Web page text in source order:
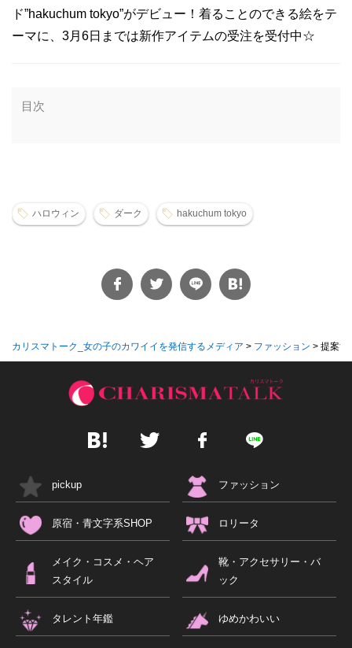
ド”hakuchum tokyo”がデビュー！着ることのできる絵をテ
ーマに、3月6日までは新作アイテムの受注を受付中☆
目次
ハロウィン ダーク hakuchum tokyo
カリスマトーク_女の子のカワイイを発信するメディア > ファッション > 提案す
pickup ファッション
原宿・青文字系SHOP ロリータ
メイク・コスメ・ヘア
スタイル
靴・アクセサリー・バ
ック
タレント年鑑 ゆめかわいい